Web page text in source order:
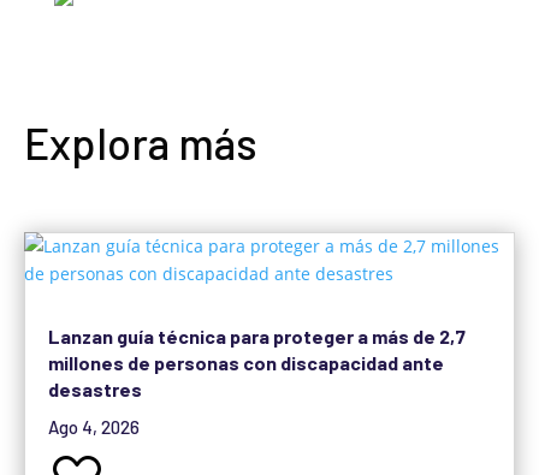
Explora más
Lanzan guía técnica para proteger a más de 2,7
millones de personas con discapacidad ante
desastres
Ago 4, 2026